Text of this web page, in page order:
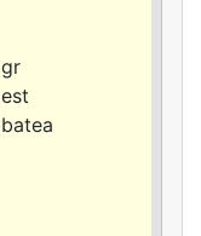
gr
est
batea